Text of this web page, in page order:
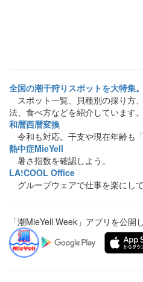
全国の潮干狩りスポットを大特集。
スポット一覧、貝種別の採り方
法、食べ方などを紹介しています。
和暦西暦変換
令和も対応。干支や現在年齢も
熱中症MieYell
暑さ指数を確認しよう。
LA!COOL Office
グループウェアで仕事を楽にし
「潮MieYell Week」アプリを公開